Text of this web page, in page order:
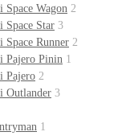
Space Wagon 2
Space Star 3
Space Runner 2
Pajero Pinin 1
Pajero 2
Outlander 3
1